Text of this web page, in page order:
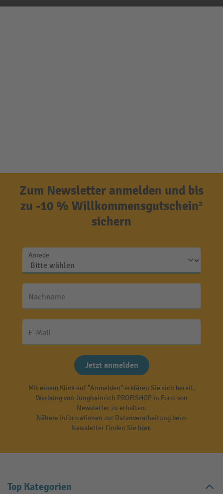
Zum Newsletter anmelden und bis
zu -10 % Willkommensgutschein²
sichern
Anrede
Nachname
E-Mail
Jetzt anmelden
Mit einem Klick auf "Anmelden" erklären Sie sich bereit,
Werbung von Jungheinrich PROFISHOP in Form von
Newsletter zu erhalten.
Nähere Informationen zur Datenverarbeitung beim
Newsletter finden Sie hier.
Top Kategorien